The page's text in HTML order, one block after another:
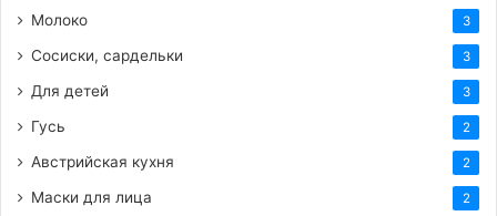
Молоко 3
Сосиски, сардельки 3
Для детей 3
Гусь 2
Австрийская кухня 2
Маски для лица 2